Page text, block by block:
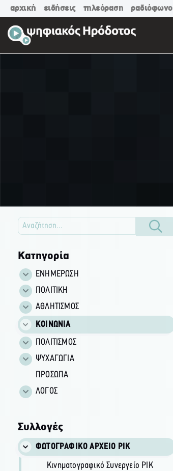
αρχική ειδήσεις τηλεόραση ραδιόφωνο
Κατηγορία
ΕΝΗΜΕΡΩΣΗ
ΠΟΛΙΤΙΚΗ
ΑΘΛΗΤΙΣΜΟΣ
ΚΟΙΝΩΝΙΑ
ΠΟΛΙΤΙΣΜΟΣ
ΨΥΧΑΓΩΓΙΑ
ΠΡΟΣΩΠΑ
ΛΟΓΟΣ
Συλλογές
ΦΩΤΟΓΡΑΦΙΚΌ ΑΡΧΕΊΟ ΡΙΚ
Κινηματογραφικό Συνεργείο ΡΙΚ